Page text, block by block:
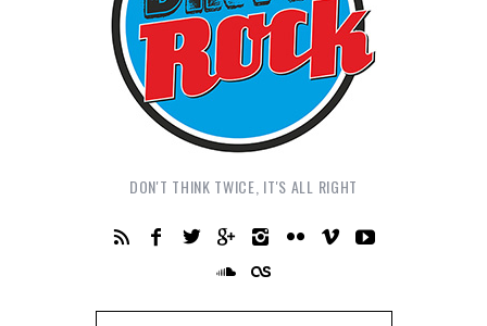
DON'T THINK TWICE, IT'S ALL RIGHT